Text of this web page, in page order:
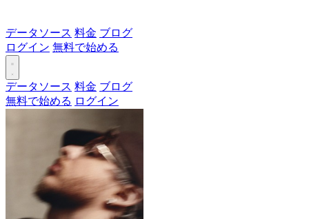
データソース 料金 ブログ
ログイン 無料で始める
データソース 料金 ブログ
無料で始める ログイン